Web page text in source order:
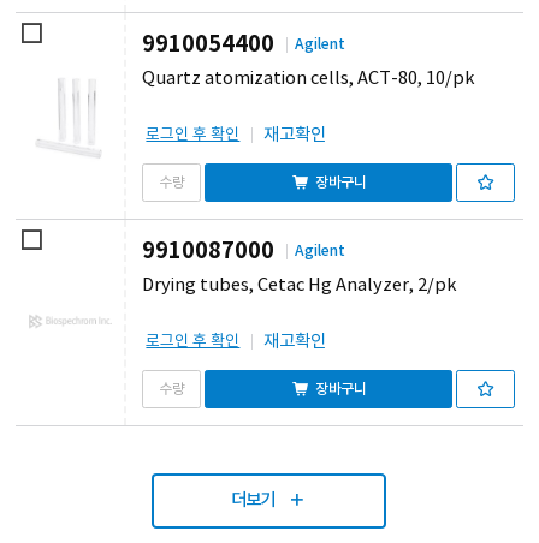
9910054400 Agilent
Quartz atomization cells, ACT-80, 10/pk
로그인 후 확인 재고확인
장바구니
9910087000 Agilent
Drying tubes, Cetac Hg Analyzer, 2/pk
로그인 후 확인 재고확인
장바구니
더보기